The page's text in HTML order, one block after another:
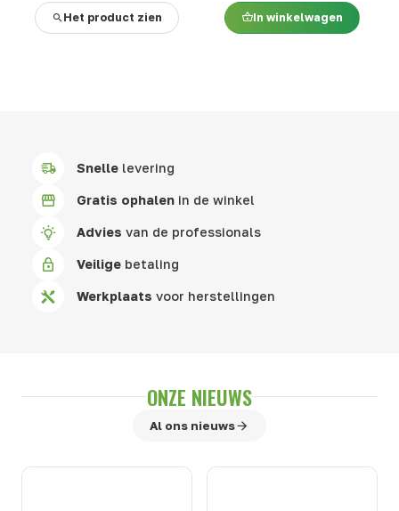
Het product zien In winkelwagen
Snelle levering
Gratis ophalen in de winkel
Advies van de professionals
Veilige betaling
Werkplaats voor herstellingen
ONZE NIEUWS
Al ons nieuws